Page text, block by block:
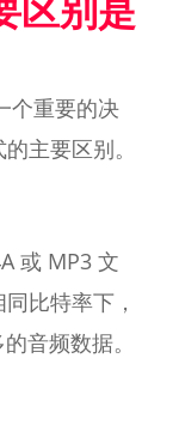
个重要的决
主要区别。
或 MP3 文
比特率下，
音频数据。